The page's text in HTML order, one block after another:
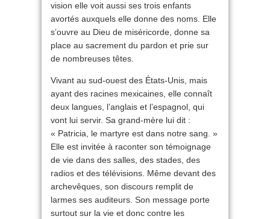
vision elle voit aussi ses trois enfants
avortés auxquels elle donne des noms. Elle
s’ouvre au Dieu de miséricorde, donne sa
place au sacrement du pardon et prie sur
de nombreuses têtes.
Vivant au sud-ouest des États-Unis, mais
ayant des racines mexicaines, elle connaît
deux langues, l’anglais et l’espagnol, qui
vont lui servir. Sa grand-mère lui dit :
« Patricia, le martyre est dans notre sang. »
Elle est invitée à raconter son témoignage
de vie dans des salles, des stades, des
radios et des télévisions. Même devant des
archevêques, son discours remplit de
larmes ses auditeurs. Son message porte
surtout sur la vie et donc contre les